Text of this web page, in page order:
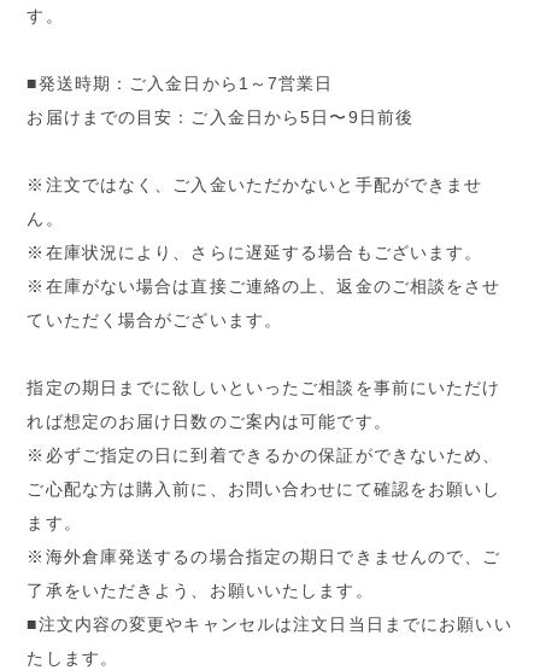
す。
■発送時期：ご入金日から1～7営業日
お届けまでの目安：ご入金日から5日〜9日前後
※注文ではなく、ご入金いただかないと手配ができませ
ん。
※在庫状況により、さらに遅延する場合もございます。
※在庫がない場合は直接ご連絡の上、返金のご相談をさせ
ていただく場合がございます。
指定の期日までに欲しいといったご相談を事前にいただけ
れば想定のお届け日数のご案内は可能です。
※必ずご指定の日に到着できるかの保証ができないため、
ご心配な方は購入前に、お問い合わせにて確認をお願いし
ます。
※海外倉庫発送するの場合指定の期日できませんので、ご
了承をいただきよう、お願いいたします。
■注文内容の変更やキャンセルは注文日当日までにお願いい
たします。